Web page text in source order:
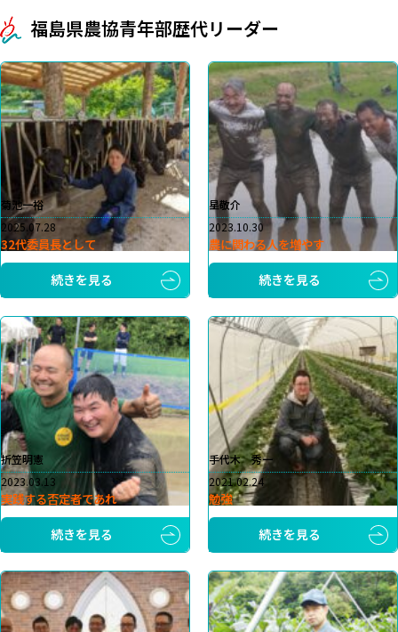
福島県農協青年部歴代リーダー
菊池一裕
2025.07.28
32代委員長として
続きを見る
星敬介
2023.10.30
農に関わる人を増やす
続きを見る
折笠明憲
2023.03.13
実践する否定者であれ
続きを見る
手代木 秀一
2021.02.24
勉強
続きを見る